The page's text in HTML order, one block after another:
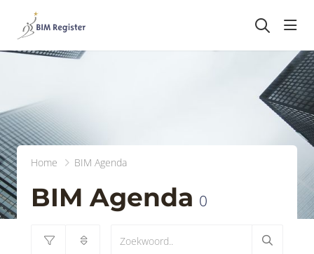
Home BIM Agenda
BIM Agenda 0